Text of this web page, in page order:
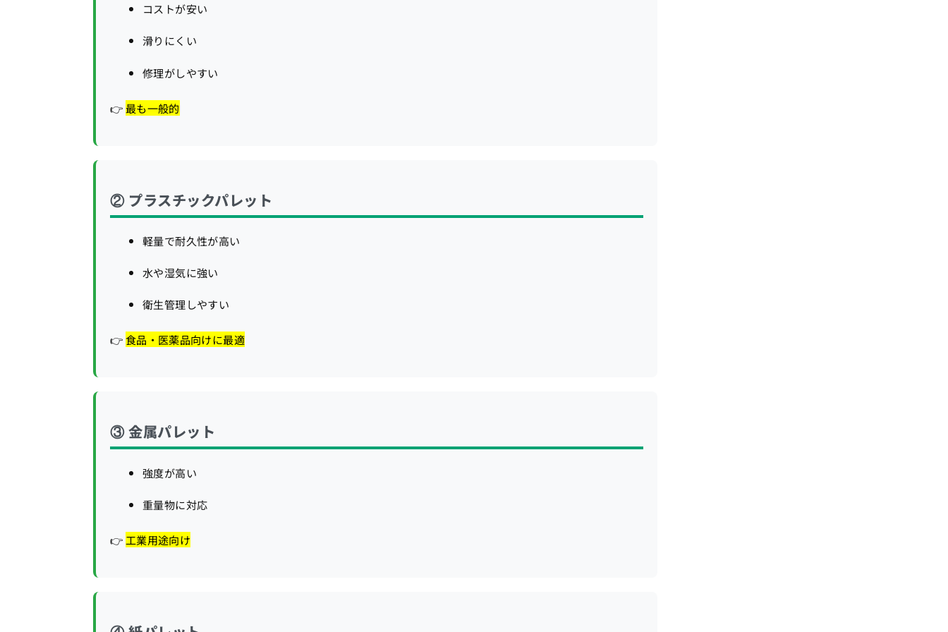
コストが安い
滑りにくい
修理がしやすい
👉最も一般的
② プラスチックパレット
軽量で耐久性が高い
水や湿気に強い
衛生管理しやすい
👉食品・医薬品向けに最適
③ 金属パレット
強度が高い
重量物に対応
👉 工業用途向け